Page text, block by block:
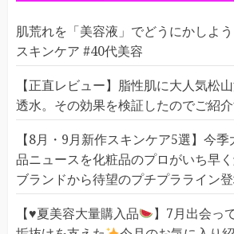
肌荒れを「美容液」でどうにかしよ
スキンケア #40代美容
【正直レビュー】脂性肌に大人気松
透水。その効果を検証したのでご紹
【8月・9月新作スキンケア5選】今
品ニュースを化粧品のプロがいち早
ブランドから待望のプチプラライン登
【♥️夏美容大量購入品 】7月出会っ